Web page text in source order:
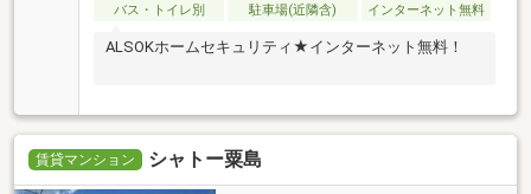
バス・トイレ別
駐車場(近隣含) インターネット無料
ALSOKホームセキュリティ★インターネット無料！
賃貸マンション シャトー粟島